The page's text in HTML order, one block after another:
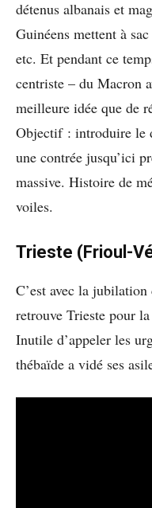
détenus albanais et
Guinéens mettent à
etc. Et pendant ce
centriste – du Macron
meilleure idée que de
Objectif : introduire le
une contrée jusqu’ici
massive. Histoire de
voiles.
Trieste (Frioul-
C’est avec la
retrouve Trieste pour
Inutile d’appeler les
thébaïde a vidé ses